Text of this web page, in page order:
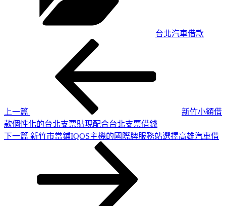
台北汽車借款
上一篇
新竹小額借
款個性化的台北支票貼現配合台北支票借錢
下
下一篇 新竹市當鋪IQOS主機的國際牌服務站選擇高雄汽車借